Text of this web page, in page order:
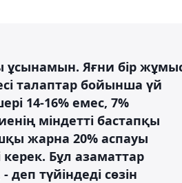
ұсынамын. Яғни бір
талаптар бойынша үй
14-16% емес, 7%
міндетті бастапқы
жарна 20% аспауы
Бұл азаматтар
түйіндеді сөзін